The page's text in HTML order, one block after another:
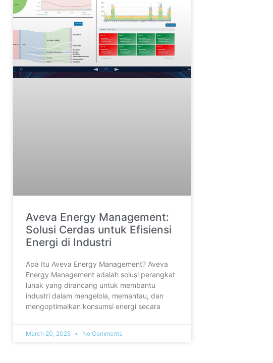
Aveva Energy Management:
Solusi Cerdas untuk Efisiensi
Energi di Industri
Apa Itu Aveva Energy Management? Aveva
Energy Management adalah solusi perangkat
lunak yang dirancang untuk membantu
industri dalam mengelola, memantau, dan
mengoptimalkan konsumsi energi secara
March 20, 2025 No Comments